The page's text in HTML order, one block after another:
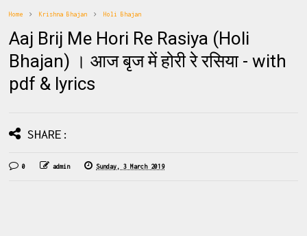
Home Krishna Bhajan Holi Bhajan
Aaj Brij Me Hori Re Rasiya (Holi
Bhajan) । आज बृज में होरी रे रसिया - with
pdf & lyrics
SHARE:
0 admin Sunday, 3 March 2019